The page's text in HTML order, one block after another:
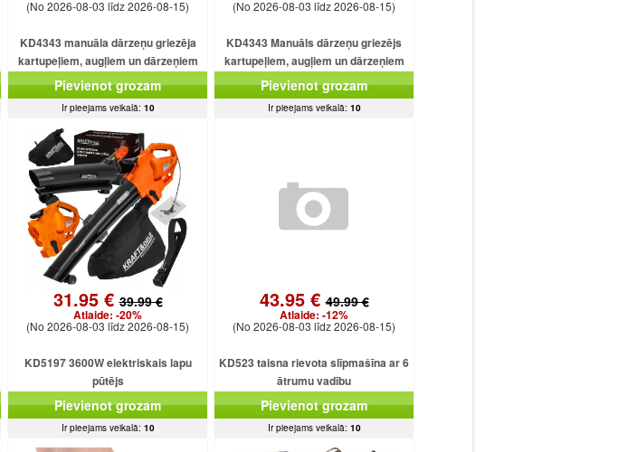
(No 2026-08-03 līdz 2026-08-15)
KD4343 manuāla dārzeņu griezēja
kartupeļiem, augļiem un dārzeņiem
Pievienot grozam
Ir pieejams veikalā: 10
(No 2026-08-03 līdz 2026-08-15)
KD4343 Manuāls dārzeņu griezējs
kartupeļiem, augļiem un dārzeņiem
Pievienot grozam
Ir pieejams veikalā: 10
31.95 €39.99 €
Atlaide: -20%
(No 2026-08-03 līdz 2026-08-15)
KD5197 3600W elektriskais lapu
pūtējs
Pievienot grozam
Ir pieejams veikalā: 10
43.95 €49.99 €
Atlaide: -12%
(No 2026-08-03 līdz 2026-08-15)
KD523 taisna rievota slīpmašīna ar 6
ātrumu vadību
Pievienot grozam
Ir pieejams veikalā: 10